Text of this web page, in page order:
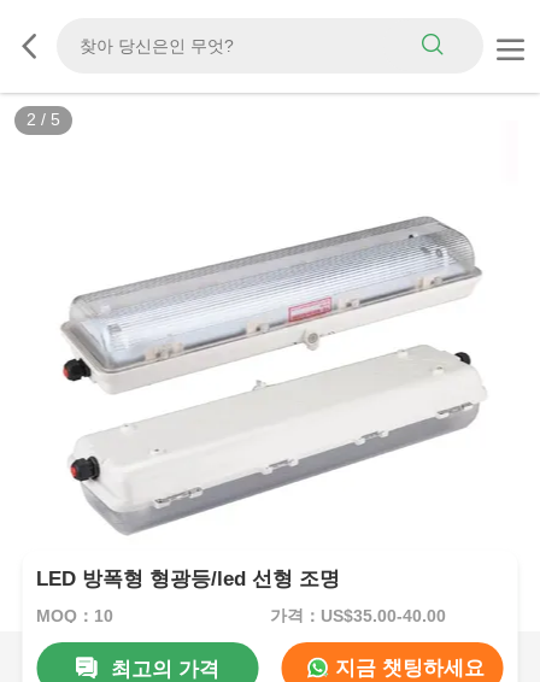
2 / 5
LED 방폭형 형광등/led 선형 조명
MOQ：10 가격：US$35.00-40.00
최고의 가격 지금 챗팅하세요